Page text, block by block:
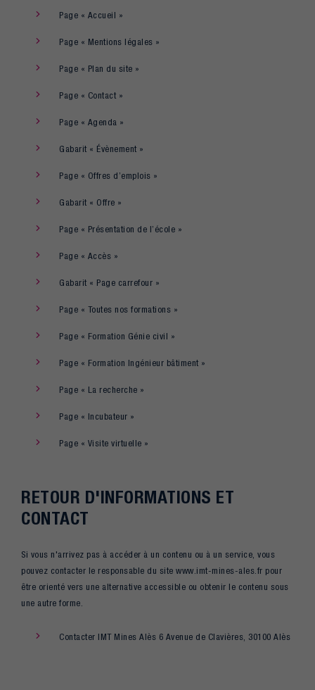
Page « Accueil »
Page « Mentions légales »
Page « Plan du site »
Page « Contact »
Page « Agenda »
Gabarit « Évènement »
Page « Offres d’emplois »
Gabarit « Offre »
Page « Présentation de l’école »
Page « Accès »
Gabarit « Page carrefour »
Page « Toutes nos formations »
Page « Formation Génie civil »
Page « Formation Ingénieur bâtiment »
Page « La recherche »
Page « Incubateur »
Page « Visite virtuelle »
RETOUR D'INFORMATIONS ET
CONTACT
Si vous n'arrivez pas à accéder à un contenu ou à un service, vous
pouvez contacter le responsable du site www.imt-mines-ales.fr pour
être orienté vers une alternative accessible ou obtenir le contenu sous
une autre forme.
Contacter IMT Mines Alès 6 Avenue de Clavières, 30100 Alès